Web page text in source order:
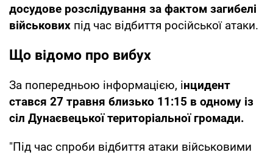
досудове розслідування за фактом загибелі
військових під час відбиття російської атаки.
Що відомо про вибух
За попередньою інформацією, інцидент
стався 27 травня близько 11:15 в одному із
сіл Дунаєвецької територіальної громади.
"Під час спроби відбиття атаки військовими